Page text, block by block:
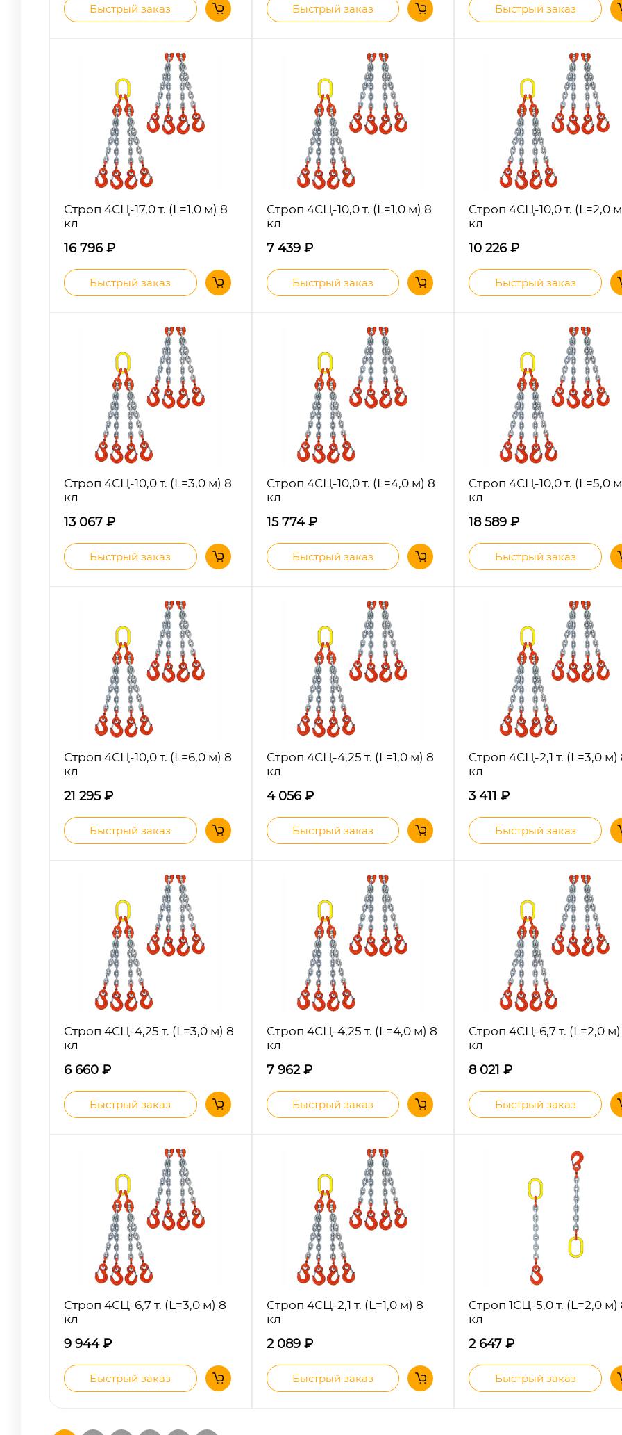
Быстрый заказ Быстрый заказ Быстрый заказ
Строп 4СЦ-17,0 т. (L=1,0 м) 8
кл
16 796₽
Быстрый заказ
Строп 4СЦ-10,0 т. (L=1,0 м) 8
кл
7 439 ₽
Быстрый заказ
Строп 4СЦ-10,0 т. (L=2,0
кл
10 226₽
Быстрый заказ
Строп 4СЦ-10,0 т. (L=3,0 м) 8
кл
13 067 ₽
Быстрый заказ
Строп 4СЦ-10,0 т. (L=4,0 м) 8
кл
15 774₽
Быстрый заказ
Строп 4СЦ-10,0 т. (L=5,0
кл
18 589₽
Быстрый заказ
Строп 4СЦ-10,0 т. (L=6,0 м) 8
кл
21 295₽
Быстрый заказ
Строп 4СЦ-4,25 т. (L=1,0 м) 8
кл
4 056₽
Быстрый заказ
Строп 4СЦ-2,1 т. (L=3,0 м)
кл
3 411₽
Быстрый заказ
Строп 4СЦ-4,25 т. (L=3,0 м) 8
кл
6 660 ₽
Быстрый заказ
Строп 4СЦ-4,25 т. (L=4,0 м) 8
кл
7 962₽
Быстрый заказ
Строп 4СЦ-6,7 т. (L=2,0
кл
8 021₽
Быстрый заказ
Строп 4СЦ-6,7 т. (L=3,0 м) 8
кл
9 944₽
Быстрый заказ
Строп 4СЦ-2,1 т. (L=1,0 м) 8
кл
2 089 ₽
Быстрый заказ
Строп 1СЦ-5,0 т. (L=2,0 м)
кл
2 647₽
Быстрый заказ